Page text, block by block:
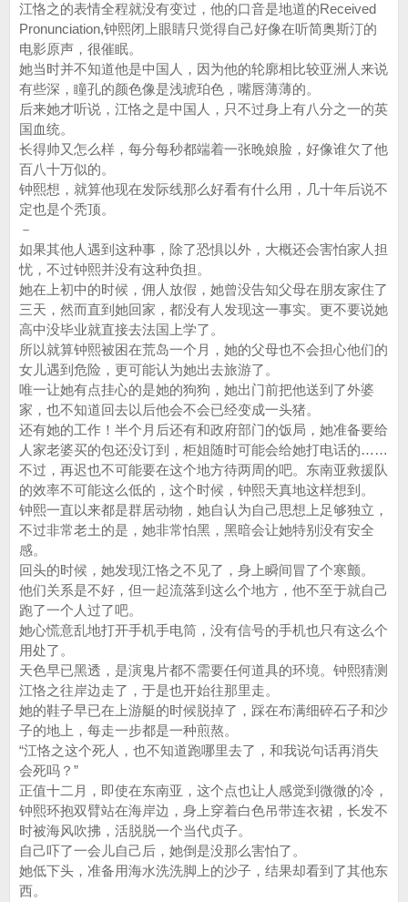
江恪之的表情全程就没有变过，他的口音是地道的Received
Pronunciation,钟熙闭上眼睛只觉得自己好像在听简奥斯汀的
电影原声，很催眠。
她当时并不知道他是中国人，因为他的轮廓相比较亚洲人来说
有些深，瞳孔的颜色像是浅琥珀色，嘴唇薄薄的。
后来她才听说，江恪之是中国人，只不过身上有八分之一的英
国血统。
长得帅又怎么样，每分每秒都端着一张晚娘脸，好像谁欠了他
百八十万似的。
钟熙想，就算他现在发际线那么好看有什么用，几十年后说不
定也是个秃顶。
－
如果其他人遇到这种事，除了恐惧以外，大概还会害怕家人担
忧，不过钟熙并没有这种负担。
她在上初中的时候，佣人放假，她曾没告知父母在朋友家住了
三天，然而直到她回家，都没有人发现这一事实。更不要说她
高中没毕业就直接去法国上学了。
所以就算钟熙被困在荒岛一个月，她的父母也不会担心他们的
女儿遇到危险，更可能认为她出去旅游了。
唯一让她有点挂心的是她的狗狗，她出门前把他送到了外婆
家，也不知道回去以后他会不会已经变成一头猪。
还有她的工作！半个月后还有和政府部门的饭局，她准备要给
人家老婆买的包还没订到，柜姐随时可能会给她打电话的……
不过，再迟也不可能要在这个地方待两周的吧。东南亚救援队
的效率不可能这么低的，这个时候，钟熙天真地这样想到。
钟熙一直以来都是群居动物，她自认为自己思想上足够独立，
不过非常老土的是，她非常怕黑，黑暗会让她特别没有安全
感。
回头的时候，她发现江恪之不见了，身上瞬间冒了个寒颤。
他们关系是不好，但一起流落到这么个地方，他不至于就自己
跑了一个人过了吧。
她心慌意乱地打开手机手电筒，没有信号的手机也只有这么个
用处了。
天色早已黑透，是演鬼片都不需要任何道具的环境。钟熙猜测
江恪之往岸边走了，于是也开始往那里走。
她的鞋子早已在上游艇的时候脱掉了，踩在布满细碎石子和沙
子的地上，每走一步都是一种煎熬。
“江恪之这个死人，也不知道跑哪里去了，和我说句话再消失
会死吗？”
正值十二月，即使在东南亚，这个点也让人感觉到微微的冷，
钟熙环抱双臂站在海岸边，身上穿着白色吊带连衣裙，长发不
时被海风吹拂，活脱脱一个当代贞子。
自己吓了一会儿自己后，她倒是没那么害怕了。
她低下头，准备用海水洗洗脚上的沙子，结果却看到了其他东
西。